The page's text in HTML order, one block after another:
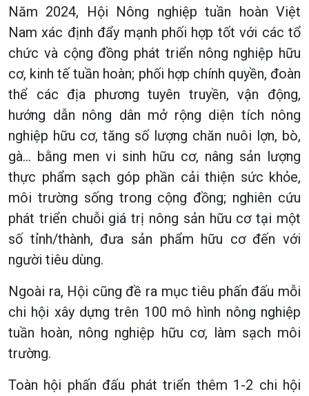
Năm 2024, Hội Nông nghiệp tuần hoàn Việt
Nam xác định đẩy mạnh phối hợp tốt với các tổ
chức và cộng đồng phát triển nông nghiệp hữu
cơ, kinh tế tuần hoàn; phối hợp chính quyền, đoàn
thể các địa phương tuyên truyền, vận động,
hướng dẫn nông dân mở rộng diện tích nông
nghiệp hữu cơ, tăng số lượng chăn nuôi lợn, bò,
gà… bằng men vi sinh hữu cơ, nâng sản lượng
thực phẩm sạch góp phần cải thiện sức khỏe,
môi trường sống trong cộng đồng; nghiên cứu
phát triển chuỗi giá trị nông sản hữu cơ tại một
số tỉnh/thành, đưa sản phẩm hữu cơ đến với
người tiêu dùng.
Ngoài ra, Hội cũng đề ra mục tiêu phấn đấu mỗi
chi hội xây dựng trên 100 mô hình nông nghiệp
tuần hoàn, nông nghiệp hữu cơ, làm sạch môi
trường.
Toàn hội phấn đấu phát triển thêm 1-2 chi hội